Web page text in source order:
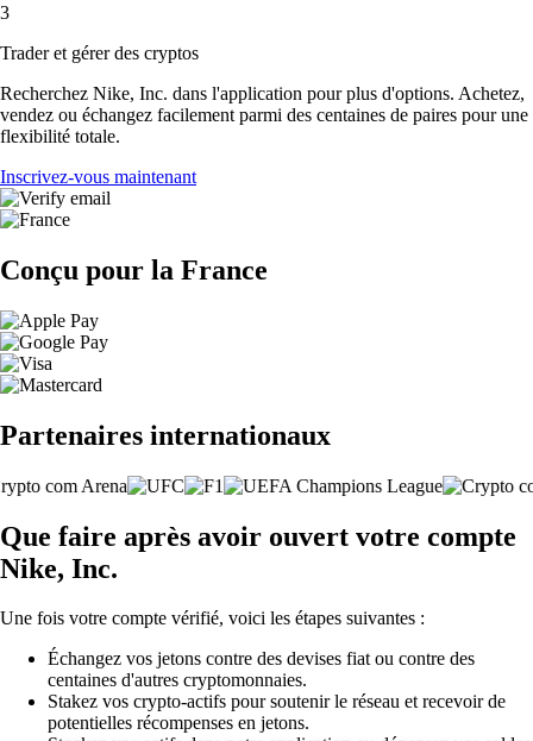
3
Trader et gérer des cryptos
Recherchez Nike, Inc. dans l'application pour plus d'options. Achetez,
vendez ou échangez facilement parmi des centaines de paires pour une
flexibilité totale.
Inscrivez-vous maintenant
Conçu pour la France
Partenaires internationaux
Que faire après avoir ouvert votre compte
Nike, Inc.
Une fois votre compte vérifié, voici les étapes suivantes :
Échangez vos jetons contre des devises fiat ou contre des
centaines d'autres cryptomonnaies.
Stakez vos crypto-actifs pour soutenir le réseau et recevoir de
potentielles récompenses en jetons.